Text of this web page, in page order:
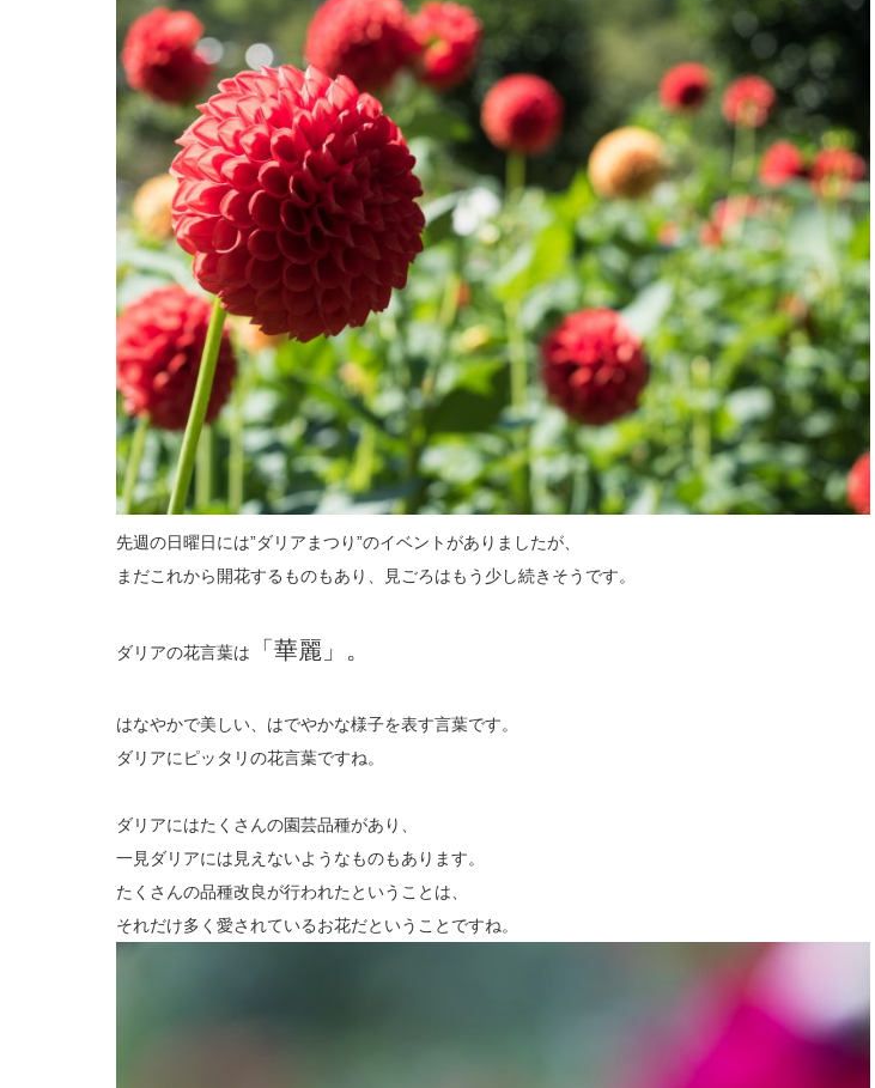
先週の日曜日には”ダリアまつり”のイベントがありましたが、
まだこれから開花するものもあり、見ごろはもう少し続きそうです。
ダリアの花言葉は 「華麗」。
はなやかで美しい、はでやかな様子を表す言葉です。
ダリアにピッタリの花言葉ですね。
ダリアにはたくさんの園芸品種があり、
一見ダリアには見えないようなものもあります。
たくさんの品種改良が行われたということは、
それだけ多く愛されているお花だということですね。